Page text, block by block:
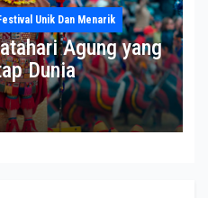
Unik Dan Menarik
Agung yang
Dunia